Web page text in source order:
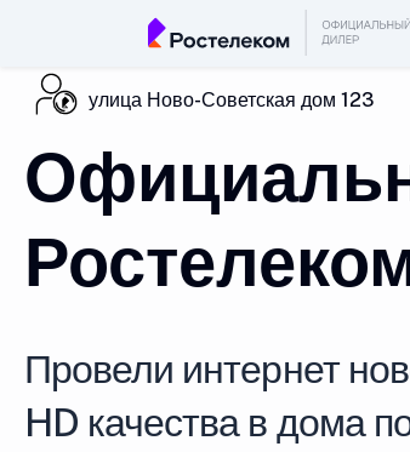
улица Ново-Советская дом 123
Провели интернет
HD качества в дома